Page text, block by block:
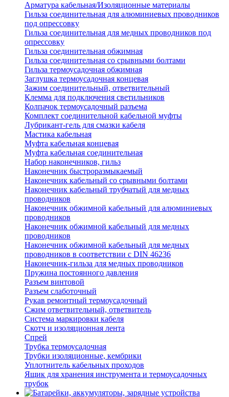
Арматура кабельная/Изоляционные материалы
Гильза соединительная для алюминиевых проводников
под опрессовку
Гильза соединительная для медных проводников под
опрессовку
Гильза соединительная обжимная
Гильза соединительная со срывными болтами
Гильза термоусадочная обжимная
Заглушка термоусадочная концевая
Зажим соединительный, ответвительный
Клемма для подключения светильников
Колпачок термоусадочный разъема
Комплект соединительной кабельной муфты
Лубрикант-гель для смазки кабеля
Мастика кабельная
Муфта кабельная концевая
Муфта кабельная соединительная
Набор наконечников, гильз
Наконечник быстроразмыкаемый
Наконечник кабельный со срывными болтами
Наконечник кабельный трубчатый для медных
проводников
Наконечник обжимной кабельный для алюминиевых
проводников
Наконечник обжимной кабельный для медных
проводников
Наконечник обжимной кабельный для медных
проводников в соответствии с DIN 46236
Наконечник-гильза для медных проводников
Пружина постоянного давления
Разъем винтовой
Разъем слаботочный
Рукав ремонтный термоусадочный
Сжим ответвительный, ответвитель
Система маркировки кабеля
Скотч и изоляционная лента
Спрей
Трубка термоусадочная
Трубки изоляционные, кембрики
Уплотнитель кабельных проходов
Ящик для хранения инструмента и термоусадочных
трубок